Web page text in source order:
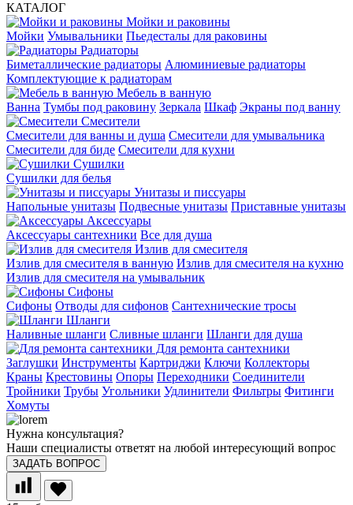
КАТАЛОГ
Мойки и раковины
Мойки Умывальники Пьедесталы для раковины
Радиаторы
Биметаллические радиаторы Алюминиевые радиаторы
Комплектующие к радиаторам
Мебель в ванную
Ванна Тумбы под раковину Зеркала Шкаф Экраны под ванну
Смесители
Смесители для ванны и душа Смесители для умывальника
Смесители для биде Смесители для кухни
Сушилки
Сушилки для белья
Унитазы и писсуары
Напольные унитазы Подвесные унитазы Приставные унитазы
Аксессуары
Аксессуары сантехники Все для душа
Излив для смесителя
Излив для смесителя в ванную Излив для смесителя на кухню
Излив для смесителя на умывальник
Сифоны
Сифоны Отводы для сифонов Сантехнические тросы
Шланги
Наливные шланги Сливные шланги Шланги для душа
Для ремонта сантехники
Заглушки Инструменты Картриджи Ключи Коллекторы
Краны Крестовины Опоры Переходники Соединители
Тройники Трубы Угольники Удлинители Фильтры Фитинги
Хомуты
Нужна консультация?
Наши специалисты ответят на любой интересующий вопрос
ЗАДАТЬ ВОПРОС